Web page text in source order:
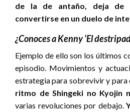
de la de antaño, deja de
convertirse en un duelo de
¿Conoces a Kenny ‘El
Ejemplo de ello son los últimos
episodio. Movimientos y
estrategia para sobrevivir y
ritmo de Shingeki no Kyojin
varias revoluciones por debajo.